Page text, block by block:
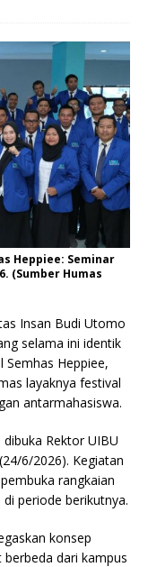
Heppiee: Seminar
(Sumber Humas
Insan Budi Utomo
selama ini identik
Heppiee,
layaknya festival
antarmahasiswa.
Rektor UIBU
6/2026). Kegiatan
rangkaian
periode berikutnya.
konsep
dari kampus